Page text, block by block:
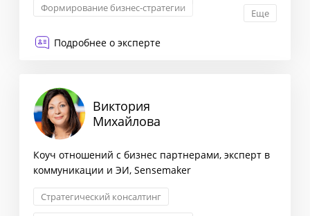
Формирование бизнес-стратегии
Еще
Подробнее о эксперте
Виктория
Михайлова
Коуч отношений с бизнес партнерами, эксперт в
коммуникации и ЭИ, Sensemaker
Стратегический консалтинг